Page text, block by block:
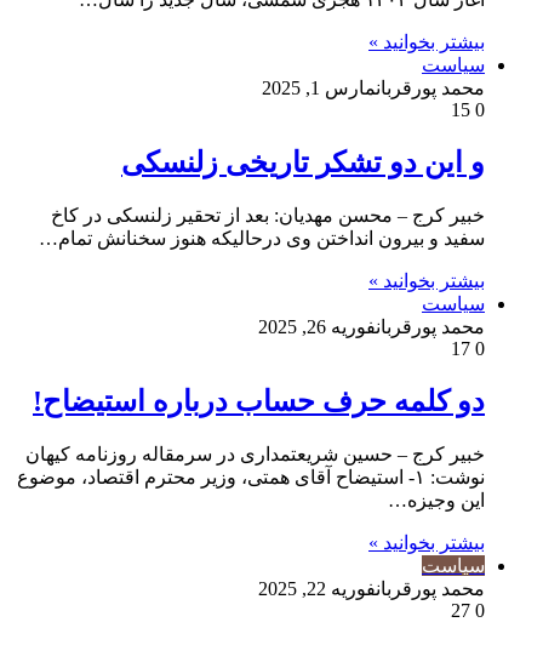
بیشتر بخوانید »
سیاست
محمد پورقربانمارس 1, 2025
0
و این دو تشکر تاریخی زلنسکی
خبیر کرج – محسن مهدیان: بعد از تحقیر زلنسکی در کاخ
سفید و بیرون انداختن وی درحالیکه هنوز سخنانش تمام…
بیشتر بخوانید »
سیاست
محمد پورقربانفوریه 26, 2025
0
دو کلمه حرف حساب درباره استیضاح!
خبیر کرج – حسین شریعتمداری در سرمقاله روزنامه کیهان
نوشت: ۱- استیضاح آقای همتی، وزیر محترم اقتصاد، موضوع
این وجیزه…
بیشتر بخوانید »
سیاست
محمد پورقربانفوریه 22, 2025
0